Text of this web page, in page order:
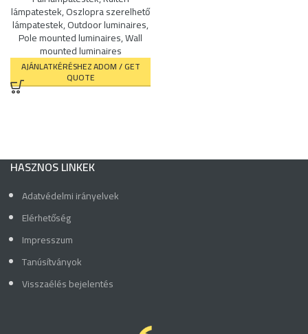
lámpatestek,Oszlopra szerelhető
lámpatestek,Outdoor luminaires,
Pole mounted luminaires,Wall
mounted luminaires
AJÁNLATKÉRÉSHEZ ADOM / GET
QUOTE
HASZNOS LINKEK
Adatvédelmi irányelvek
Elérhetőség
Impresszum
Tanúsítványok
Visszaélés bejelentés